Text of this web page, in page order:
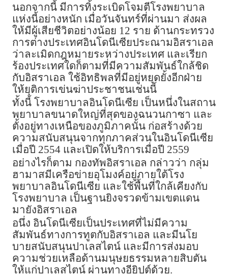
นอกจากนี้ มีการทิ้งระเบิดโจมตีโรงพยาบาล
แห่งนี้อย่างหนัก เมื่อวันจันทร์ที่ผ่านมา ส่งผล
ให้มีผู้เสียชีวิตอย่างน้อย 12 ราย ด้านกระทรวง
การต่างประเทศอินโดนีเซียประณามอิสราเอล
ว่าละเมิดกฎหมายระหว่างประเทศ และเรียก
ร้องประเทศใดก็ตามที่มีความสัมพันธ์ใกล้ชิด
กับอิสราเอล ใช้อิทธิพลที่มีอยู่หยุดยั้งอีกฝ่าย
ให้ยุติการเข่นฆ่าประชาชนเช่นนี้
ทั้งนี้ โรงพยาบาลอินโดนีเซีย เป็นหนึ่งในสถาน
พยาบาลขนาดใหญ่ที่สุดของฉนวนกาซา และ
ตั้งอยู่ทางเหนือของภูมิภาคนั้น ก่อสร้างด้วย
ความสนับสนุนจากทุกภาคส่วนในอินโดนีเซีย
เมื่อปี 2554 และเปิดให้บริการเมื่อปี 2559
อย่างไรก็ตาม กองทัพอิสราเอล กล่าวว่า กลุ่ม
ฮามาสมีเครือข่ายอุโมงค์อยู่ภายใต้โรง
พยาบาลอินโดนีเซีย และใช้พื้นที่ใกล้เคียงกับ
โรงพยาบาล เป็นฐานยิงจรวดข้ามเขตแดน
มายังอิสราเอล
อนึ่ง อินโดนีเซียเป็นประเทศที่ไม่มีความ
สัมพันธ์ทางการทูตกับอิสราเอล และมีนโย
บายสนับสนุนปาเลสไตน์ และมีการส่งมอบ
ความช่วยเหลือด้านมนุษยธรรมหลายสิบตัน
ให้แก่ปาเลสไตน์ ผ่านทางอียิปต์ด้วย.